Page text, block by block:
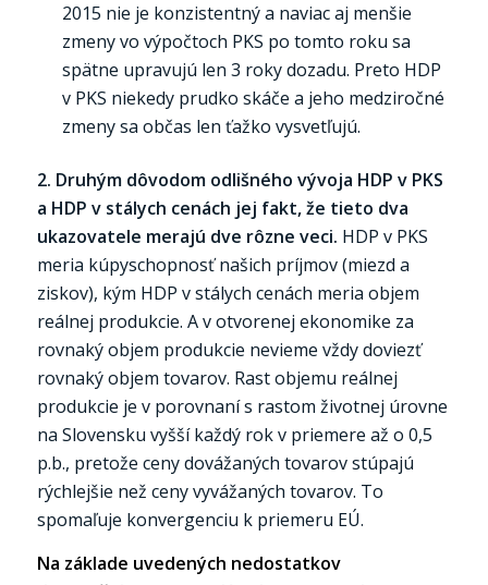
2015 nie je konzistentný a naviac aj menšie
zmeny vo výpočtoch PKS po tomto roku sa
spätne upravujú len 3 roky dozadu. Preto HDP
v PKS niekedy prudko skáče a jeho medziročné
zmeny sa občas len ťažko vysvetľujú.
2. Druhým dôvodom odlišného vývoja HDP v PKS
a HDP v stálych cenách jej fakt, že tieto dva
ukazovatele merajú dve rôzne veci. HDP v PKS
meria kúpyschopnosť našich príjmov (miezd a
ziskov), kým HDP v stálych cenách meria objem
reálnej produkcie. A v otvorenej ekonomike za
rovnaký objem produkcie nevieme vždy doviezť
rovnaký objem tovarov. Rast objemu reálnej
produkcie je v porovnaní s rastom životnej úrovne
na Slovensku vyšší každý rok v priemere až o 0,5
p.b., pretože ceny dovážaných tovarov stúpajú
rýchlejšie než ceny vyvážaných tovarov. To
spomaľuje konvergenciu k priemeru EÚ.
Na základe uvedených nedostatkov